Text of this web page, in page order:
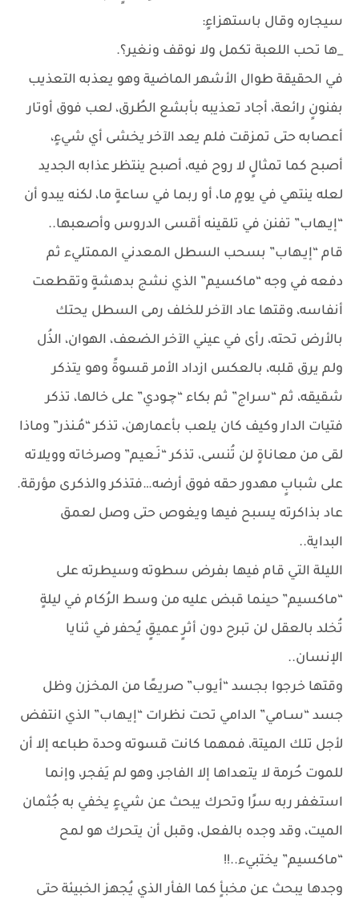
سيجاره وقال باستهزاءٍ:
_ها تحب اللعبة تكمل ولا نوقف ونغير؟.
في الحقيقة طوال الأشهر الماضية وهو يعذبه التعذيب
بفنونٍ رائعة، أجاد تعذيبه بأبشع الطُرق، لعب فوق أوتار
أعصابه حتى تمزقت فلم يعد الآخر يخشى أي شيءٍ،
أصبح كما تمثالٍ لا روح فيه، أصبح ينتظر عذابه الجديد
لعله ينتهي في يومٍ ما، أو ربما في ساعةٍ ما، لكنه يبدو أن
“إيـهاب” تفنن في تلقينه أقسى الدروس وأصعبها..
قام “إيـهاب” بسحب السطل المعدني الممتليء ثم
دفعه في وجه “ماكسيم” الذي نشج بدهشةٍ وتقطعت
أنفاسه، وقتها عاد الآخر للخلف رمى السطل يحتك
بالأرض تحته، رأى في عيني الآخر الضعف، الهوان، الذُل
ولم يرق قلبه، بالعكس ازداد الأمر قسوةً وهو يتذكر
شقيقه، ثم “سراج” ثم بكاء “چـودي” على خالها، تذكر
فتيات الدار وكيف كان يلعب بأعمارهن، تذكر “مُـنذر” وماذا
لقى من معاناةٍ لن تُنسى، تذكر “نَـعيم” وصرخاته وويلاته
على شبابٍ مهدور حقه فوق أرضه…فتذكر والذكرى مؤرقة.
عاد بذاكرته يسبح فيها ويغوص حتى وصل لعمق
البداية..
الليلة التي قام فيها بفرض سطوته وسيطرته على
“ماكسيم” حينما قبض عليه من وسط الرُكام في ليلةٍ
تُخلد بالعقل لن تبرح دون أثرٍ عميقٍ يُحفر في ثنايا
الإنسان..
وقتها خرجوا بجسد “أيـوب” صريعًا من المخزن وظل
جسد “سـامي” الدامي تحت نظرات “إيـهاب” الذي انتفض
لأجل تلك الميتة، فمهما كانت قسوته وحدة طباعه إلا أن
للموت حُرمة لا يتعداها إلا الفاجر، وهو لم يَفجر، وإنما
استغفر ربه سرًا وتحرك يبحث عن شيءٍ يخفي به جُثمان
الميت، وقد وجده بالفعل، وقبل أن يتحرك هو لمح
“ماكسيم” يختبيء..!!
وجدها يبحث عن مخبأٍ كما الفأر الذي يُجهز الخبيئة حتى